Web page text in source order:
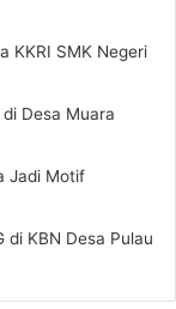
KKRI SMK Negeri
Desa Muara
Jadi Motif
di KBN Desa Pulau